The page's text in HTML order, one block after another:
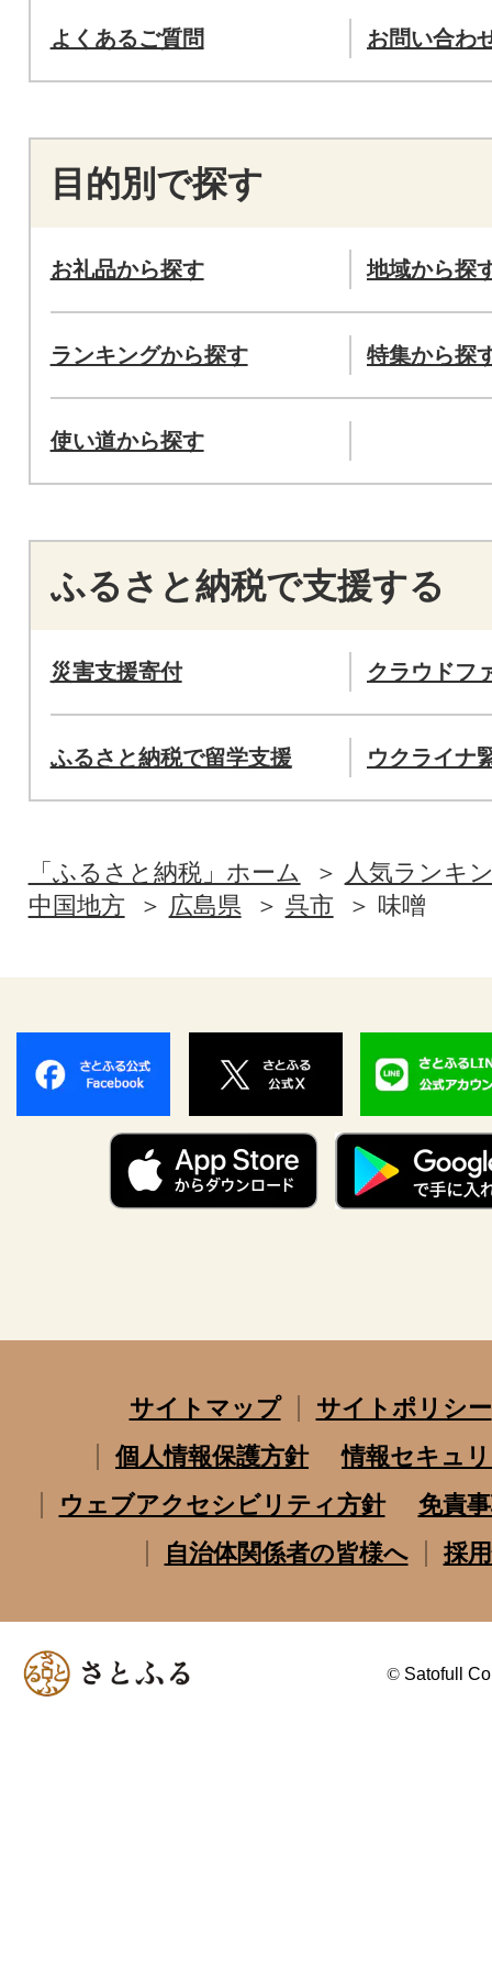
よくあるご質問 お問い合わ
目的別で探す
お礼品から探す 地域から探
ランキングから探す 特集から探
使い道から探す
ふるさと納税で支援する
災害支援寄付 クラウドフ
ふるさと納税で留学支援 ウクライナ
「ふるさと納税」ホーム
人気ランキ
中国地方
広島県 呉市 味噌
サイトマップ
サイトポリシー
個人情報保護方針
情報セキュ
ウェブアクセシビリティ方針
免責
自治体関係者の皆様へ
採
© Satofull